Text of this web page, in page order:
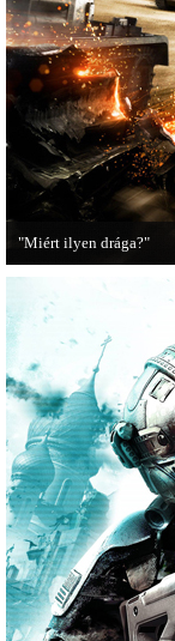
"Miért ilyen drága?"
A PC Guru utánajárt,